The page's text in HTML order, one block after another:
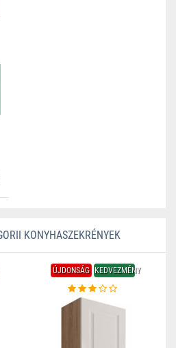
KONYHASZEKRÉNYEK
ÚJDONSÁG KEDVEZMÉNY